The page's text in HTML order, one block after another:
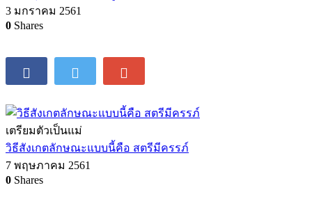
3 มกราคม 2561
0 Shares
เตรียมตัวเป็นแม่
วิธีสังเกตลักษณะแบบนี้คือ สตรีมีครรภ์
7 พฤษภาคม 2561
0 Shares